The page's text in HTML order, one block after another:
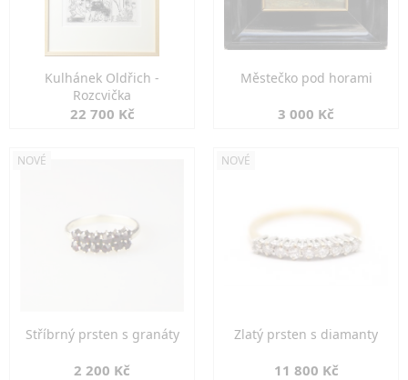
Kulhánek Oldřich -
Rozcvička
22 700 Kč
Městečko pod horami
3 000 Kč
NOVÉ
Stříbrný prsten s granáty
2 200 Kč
NOVÉ
Zlatý prsten s diamanty
11 800 Kč